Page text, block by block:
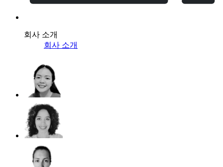
회사 소개
회사 소개